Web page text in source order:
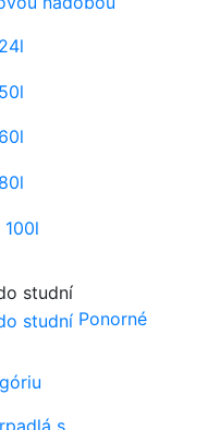
24l
50l
60l
80l
100l
Ponorné